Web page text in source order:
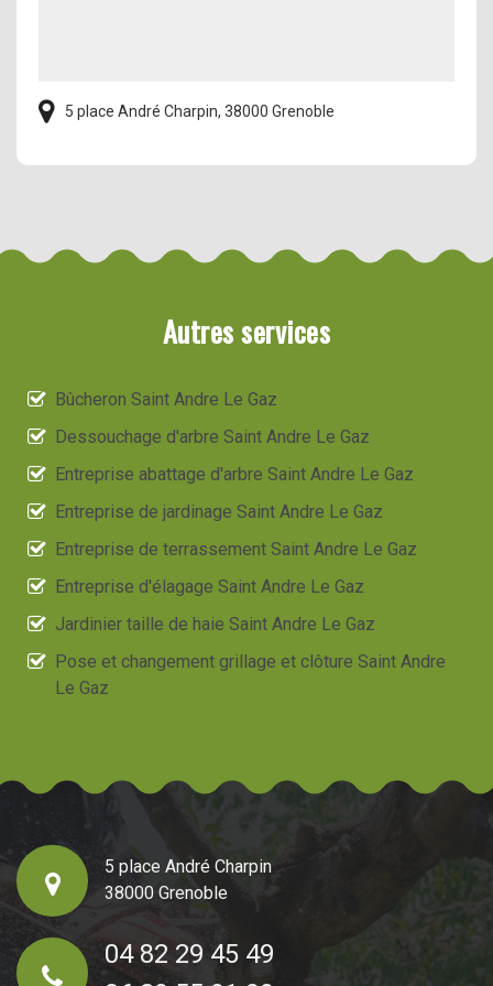
5 place André Charpin, 38000 Grenoble
Autres services
Bûcheron Saint Andre Le Gaz
Dessouchage d'arbre Saint Andre Le Gaz
Entreprise abattage d'arbre Saint Andre Le Gaz
Entreprise de jardinage Saint Andre Le Gaz
Entreprise de terrassement Saint Andre Le Gaz
Entreprise d'élagage Saint Andre Le Gaz
Jardinier taille de haie Saint Andre Le Gaz
Pose et changement grillage et clôture Saint Andre
Le Gaz
5 place André Charpin
38000 Grenoble
04 82 29 45 49